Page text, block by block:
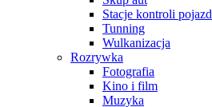
Stacje kontroli
Tunning
Wulkanizacja
Rozrywka
Fotografia
Kino i film
Muzyka